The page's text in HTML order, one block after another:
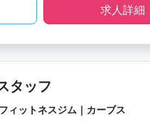
求人詳細
タッフ
ィットネスジム｜カーブス